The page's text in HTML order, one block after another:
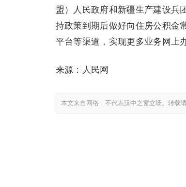
盟）人民政府和新疆生产建设兵
持政策到期后做好向住房公积金
平台等渠道，实现更多业务网上
来源：人民网
本文来自网络，不代表汉中之窗立场。转载